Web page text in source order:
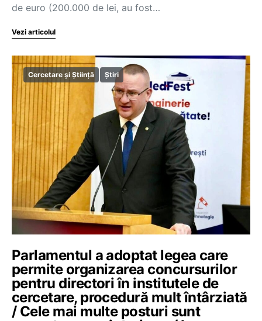
de euro (200.000 de lei, au fost…
Vezi articolul
Cercetare și Știință Știri
Parlamentul a adoptat legea care
permite organizarea concursurilor
pentru directori în institutele de
cercetare, procedură mult întârziată
/ Cele mai multe posturi sunt